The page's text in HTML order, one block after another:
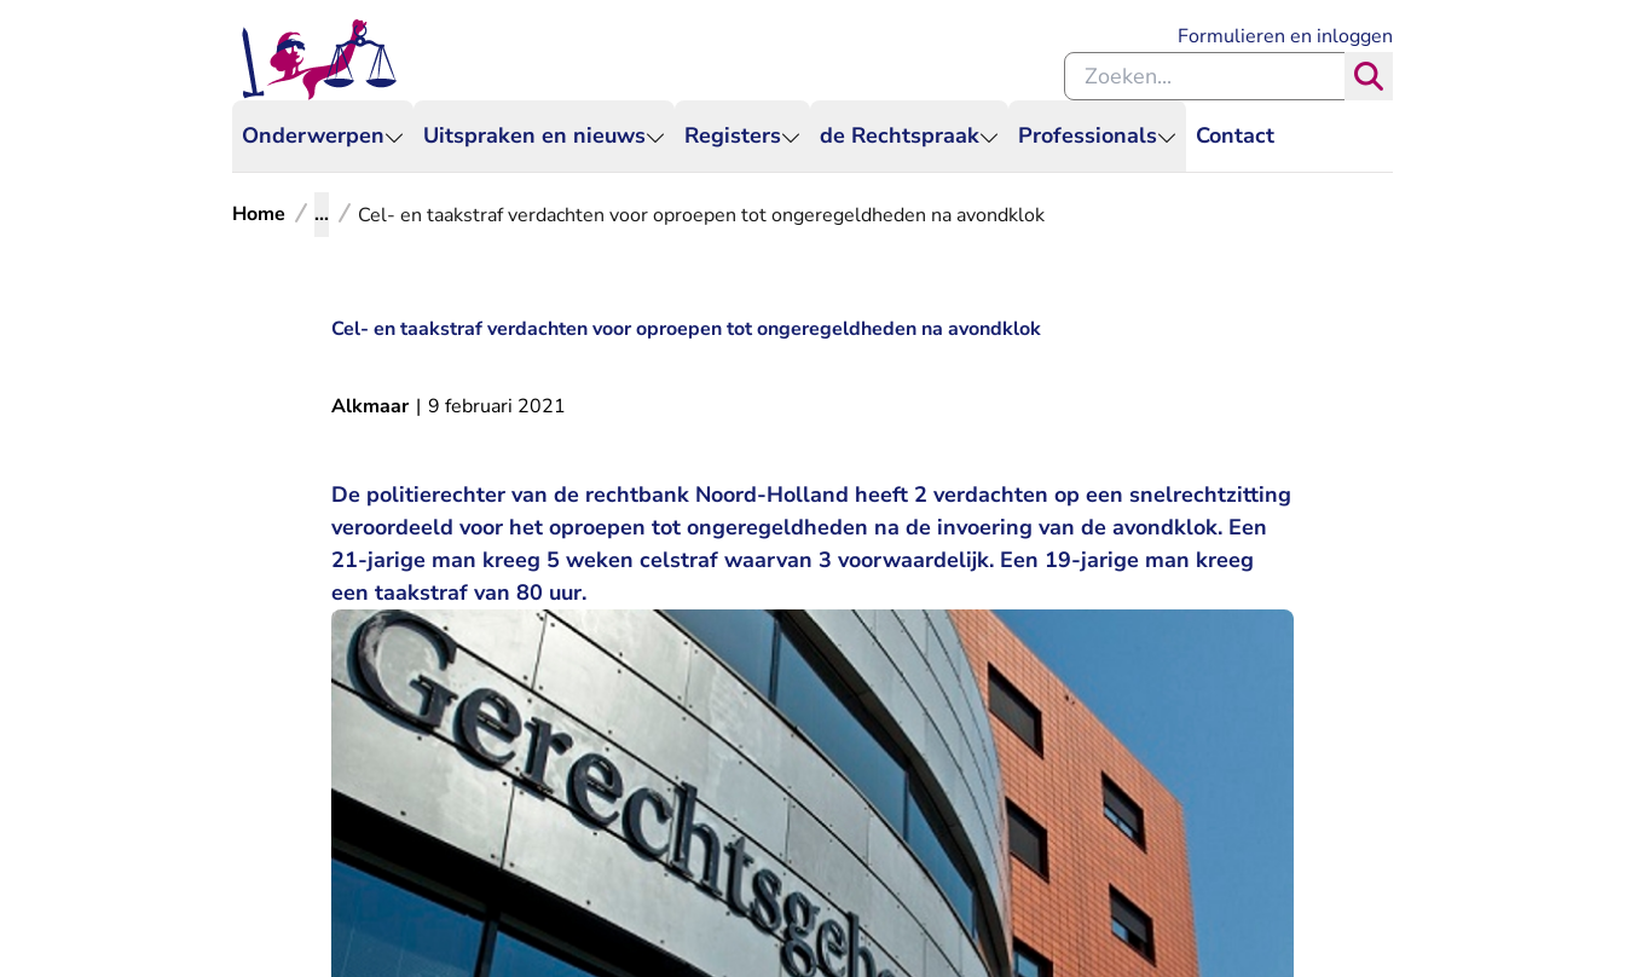
Onderwerpen Uitspraken en nieuws Registers de Rechtspraak Professionals Contact
Formulieren en inloggen
Zoeken binnen de Rechtspraak
Home ... Cel- en taakstraf verdachten voor oproepen tot ongeregeldheden na avondklok
Cel- en taakstraf verdachten voor oproepen tot ongeregeldheden na avondklok
Alkmaar | 9 februari 2021
De politierechter van de rechtbank Noord-Holland heeft 2 verdachten op een snelrechtzitting
veroordeeld voor het oproepen tot ongeregeldheden na de invoering van de avondklok. Een
21-jarige man kreeg 5 weken celstraf waarvan 3 voorwaardelijk. Een 19-jarige man kreeg
een taakstraf van 80 uur.